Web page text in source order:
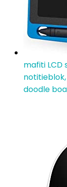
mafiti
doodle